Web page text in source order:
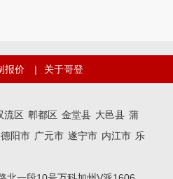
报价 | 关于哥登
流区 郫都区 金堂县 大邑县 蒲
德阳市 广元市 遂宁市 内江市 乐